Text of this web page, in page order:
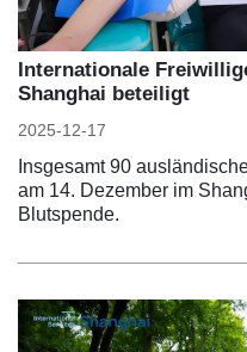
Internationale
Shanghai beteiligt
2025-12-17
Insgesamt 90
am 14. Dezember im
Blutspende.